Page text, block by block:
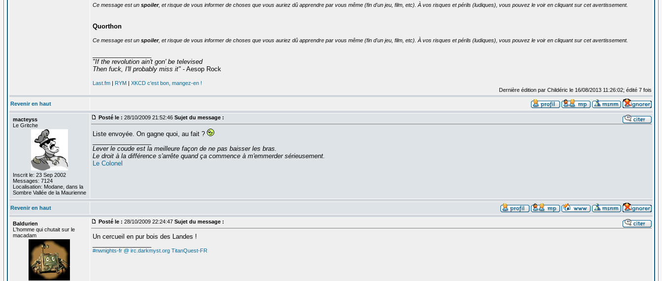
Ce message est un spoiler, et risque de vous informer de choses que vous auriez dû apprendre par vous même (fin d'un jeu, film, etc). À vos risques et périls (ludiques), vous pouvez le voir en cliquant sur cet avertissement.
Quorthon
Ce message est un spoiler, et risque de vous informer de choses que vous auriez dû apprendre par vous même (fin d'un jeu, film, etc). À vos risques et périls (ludiques), vous pouvez le voir en cliquant sur cet avertissement.
"If the revolution ain't gon' be televised
Then fuck, I'll probably miss it"- Aesop Rock
Last.fm| RYM| XKCD c'est bon, mangez-en !
Dernière édition par Childéric le 16/08/2013 11:26:02; édité 7 fois
Revenir en haut
macteyss
Le Gritche
Inscrit le: 23 Sep 2002
Messages: 7124
Localisation: Modane, dans la
Sombre Vallée de la Maurienne
Posté le : 28/10/2009 21:52:46 Sujet du message :
Liste envoyée. On gagne quoi, au fait ?
Lever le coude est la meilleure façon de ne pas baisser les bras.
Le droit à la différence s'arrête quand ça commence à m'emmerder sérieusement.
Le Colonel
Revenir en haut
Baldurien
L'homme qui chutait sur le
macadam
Posté le : 28/10/2009 22:24:47 Sujet du message :
Un cercueil en pur bois des Landes !
#nwnights-fr @ irc.darkmyst.org TitanQuest-FR